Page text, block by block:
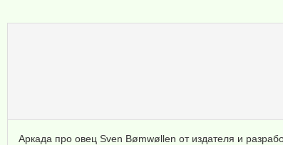
Аркада про овец Sven Bømwøllen от издателя и